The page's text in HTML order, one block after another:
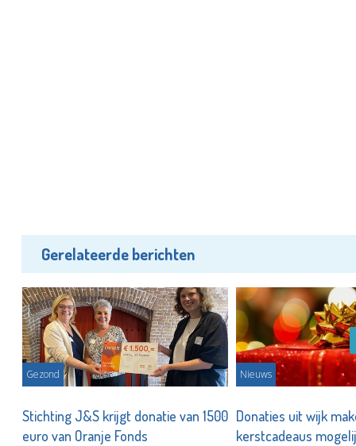
Gerelateerde berichten
Gezond
Stichting J&S krijgt donatie van 1500
euro van Oranje Fonds
Nieuws
Donaties uit wijk
kerstcadeaus